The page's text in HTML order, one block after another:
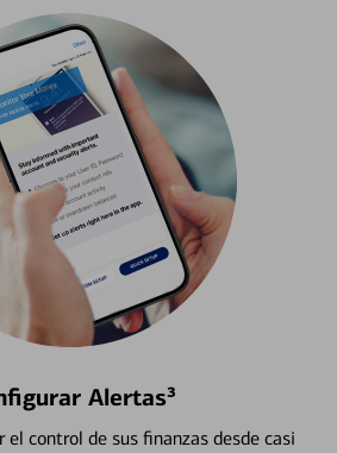
Alertas³
el control de sus finanzas desde casi